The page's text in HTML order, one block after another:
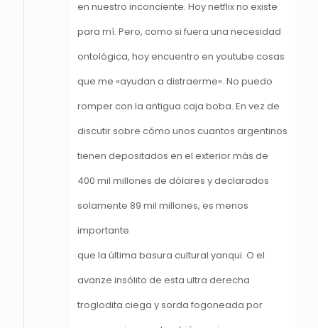
en nuestro inconciente. Hoy netflix no existe
para mí. Pero, como si fuera una necesidad
ontológica, hoy encuentro en youtube cosas
que me «ayudan a distraerme». No puedo
romper con la antigua caja boba. En vez de
discutir sobre cómo unos cuantos argentinos
tienen depositados en el exterior más de
400 mil millones de dólares y declarados
solamente 89 mil millones, es menos
importante
que la última basura cultural yanqui. O el
avanze insólito de esta ultra derecha
troglodita ciega y sorda fogoneada por